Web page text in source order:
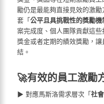
勵仍是最能夠直接見效的激
套「公平且具挑戰性的獎勵機
案完成度、個人團隊貢獻這
獎金或者定期的績效獎勵，
結。
🚀有效的員工激勵
▶ 對應馬斯洛需求層次「社